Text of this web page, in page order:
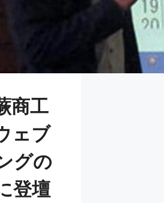
商工
ェブ
グの
登壇